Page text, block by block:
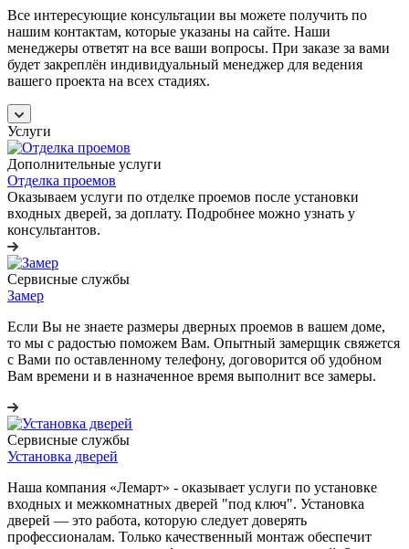
Все интересующие консультации вы можете получить по
нашим контактам, которые указаны на сайте. Наши
менеджеры ответят на все ваши вопросы. При заказе за вами
будет закреплён индивидуальный менеджер для ведения
вашего проекта на всех стадиях.
Услуги
Дополнительные услуги
Отделка проемов
Оказываем услуги по отделке проемов после установки
входных дверей, за доплату. Подробнее можно узнать у
консультантов.
Сервисные службы
Замер
Если Вы не знаете размеры дверных проемов в вашем доме,
то мы с радостью поможем Вам. Опытный замерщик свяжется
с Вами по оставленному телефону, договорится об удобном
Вам времени и в назначенное время выполнит все замеры.
Сервисные службы
Установка дверей
Наша компания «Лемарт» - оказывает услуги по установке
входных и межкомнатных дверей "под ключ". Установка
дверей — это работа, которую следует доверять
профессионалам. Только качественный монтаж обеспечит